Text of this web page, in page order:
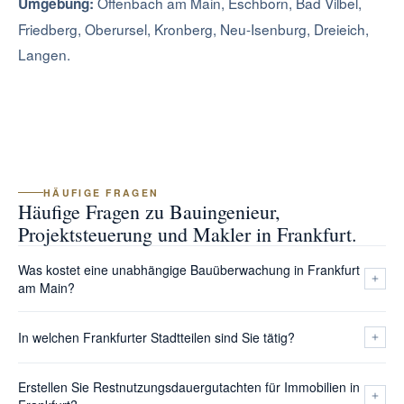
Friedberg, Oberursel, Kronberg, Neu-Isenburg, Dreieich,
Langen.
HÄUFIGE FRAGEN
Häufige Fragen zu Bauingenieur,
Projektsteuerung und Makler in Frankfurt.
Was kostet eine unabhängige Bauüberwachung in Frankfurt
am Main?
Das Honorar richtet sich nach Projektgröße, Bauvolumen und
Leistungsumfang. Für die örtliche Bauüberwachung nach
HOAI, bei Projektsteuerung nach AHO Nr. 9 an den dort
In welchen Frankfurter Stadtteilen sind Sie tätig?
Westend, Nordend, Ostend, Sachsenhausen, Bockenheim,
Erstellen Sie Restnutzungsdauergutachten für Immobilien in